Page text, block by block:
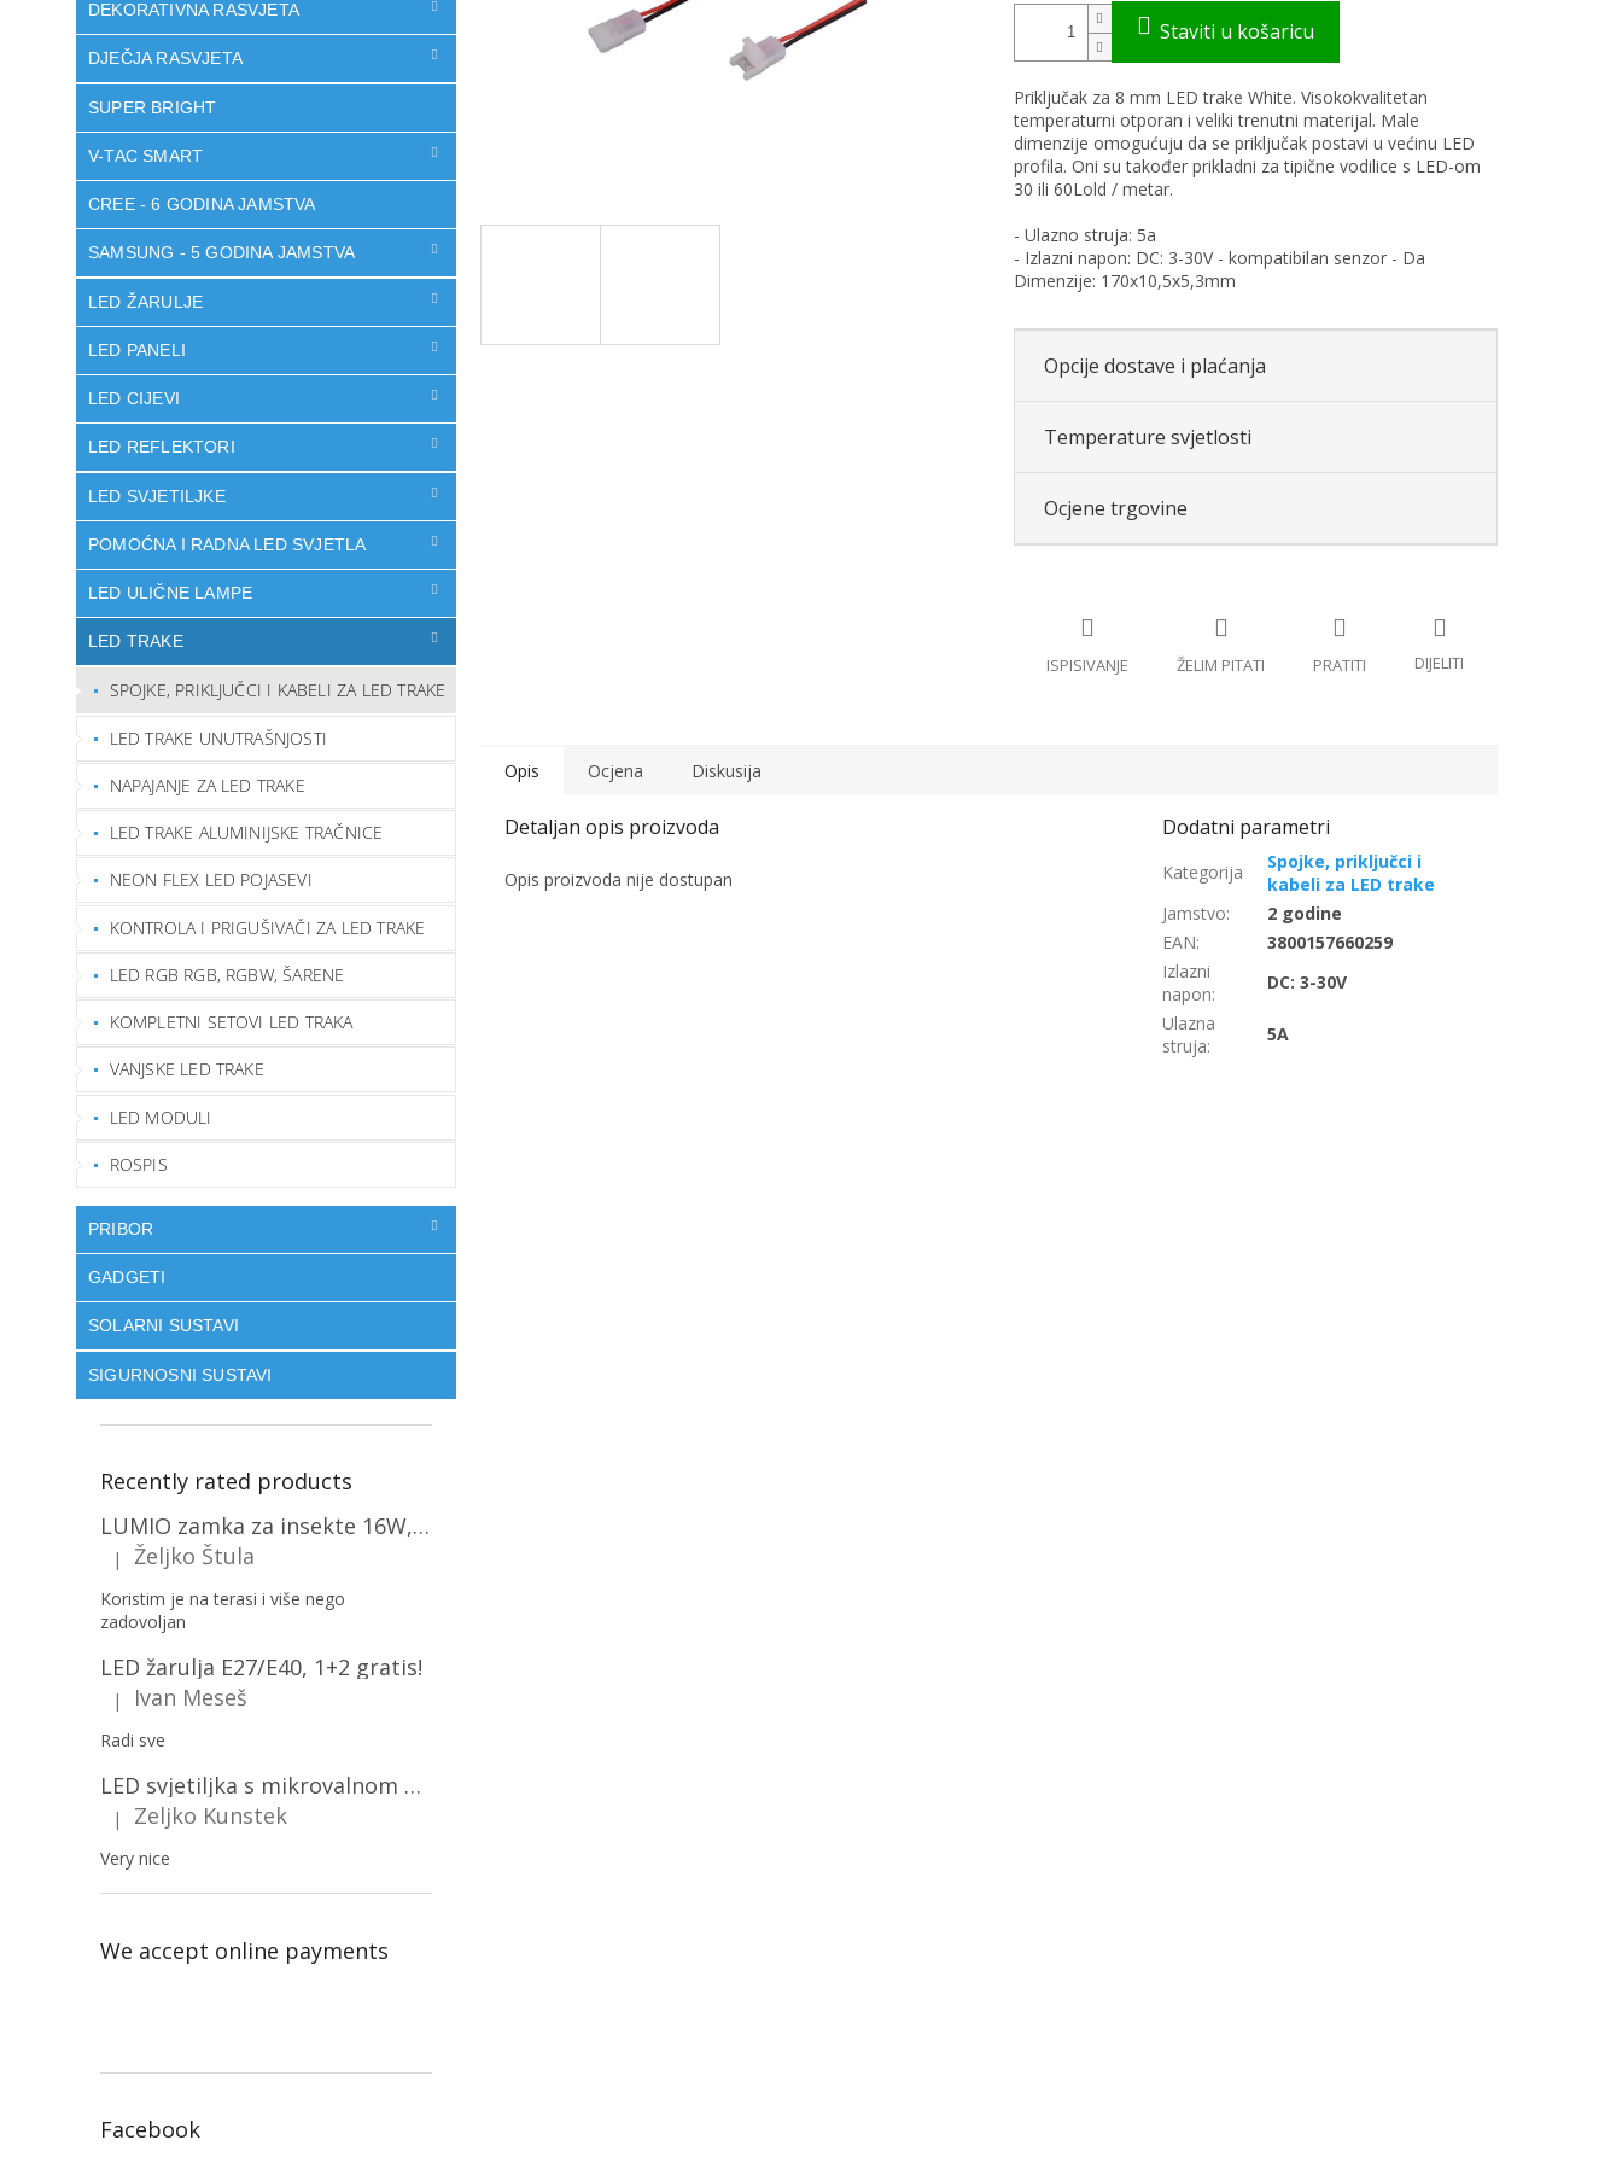
DEKORATIVNA RASVJETA
DJEČJA RASVJETA
SUPER BRIGHT
V-TAC SMART
CREE - 6 GODINA JAMSTVA
SAMSUNG - 5 GODINA JAMSTVA
LED ŽARULJE
LED PANELI
LED CIJEVI
LED REFLEKTORI
LED SVJETILJKE
POMOĆNA I RADNA LED SVJETLA
LED ULIČNE LAMPE
LED TRAKE
SPOJKE, PRIKLJUČCI I KABELI ZA LED TRAKE
LED TRAKE UNUTRAŠNJOSTI
NAPAJANJE ZA LED TRAKE
LED TRAKE ALUMINIJSKE TRAČNICE
NEON FLEX LED POJASEVI
KONTROLA I PRIGUŠIVAČI ZA LED TRAKE
LED RGB RGB, RGBW, ŠARENE
KOMPLETNI SETOVI LED TRAKA
VANJSKE LED TRAKE
LED MODULI
ROSPIS
PRIBOR
GADGETI
SOLARNI SUSTAVI
SIGURNOSNI SUSTAVI
Recently rated products
LUMIO zamka za insekte 16W, 1+1 gratis! [MKE004]
The product rating is 5 out of 5 stars.
| Željko Štula
Koristim je na terasi i više nego
zadovoljan
LED žarulja E27/E40, 1+2 gratis!
The product rating is 5 out of 5 stars.
| Ivan Meseš
Radi sve
LED svjetiljka s mikrovalnom pećnicom i svjetlosnim senzorom 36W, 3820lm, okrugla, bijeli okvir/2-PACK!
The product rating is 5 out of 5 stars.
| Zeljko Kunstek
Very nice
We accept online payments
Facebook
Priključak za 8 mm LED trake White. Visokokvalitetan
temperaturni otporan i veliki trenutni materijal. Male
dimenzije omogućuju da se priključak postavi u većinu LED
profila. Oni su također prikladni za tipične vodilice s LED-om
30 ili 60Lold / metar.
- Ulazno struja: 5a
- Izlazni napon: DC: 3-30V - kompatibilan senzor - Da
Dimenzije: 170x10,5x5,3mm
Opcije dostave i plaćanja
Temperature svjetlosti
Ocjene trgovine
Opis Ocjena Diskusija
Opis proizvoda nije dostupan
Spojke, priključci i
kabeli za LED trake
Jamstvo:
2 godine
EAN:
3800157660259
Izlazni
napon:
DC: 3-30V
Ulazna
struja:
5A